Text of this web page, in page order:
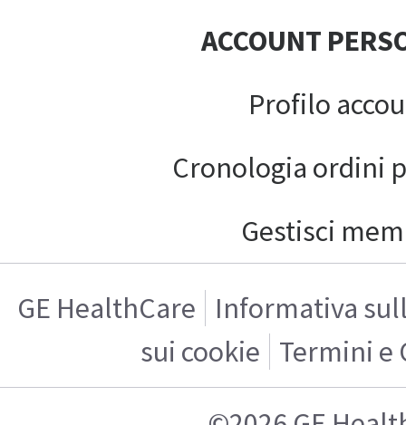
ACCOUNT
Profilo
Cronologia ordini
Gestisci
GE HealthCare
Informativa
sui cookie Termini e